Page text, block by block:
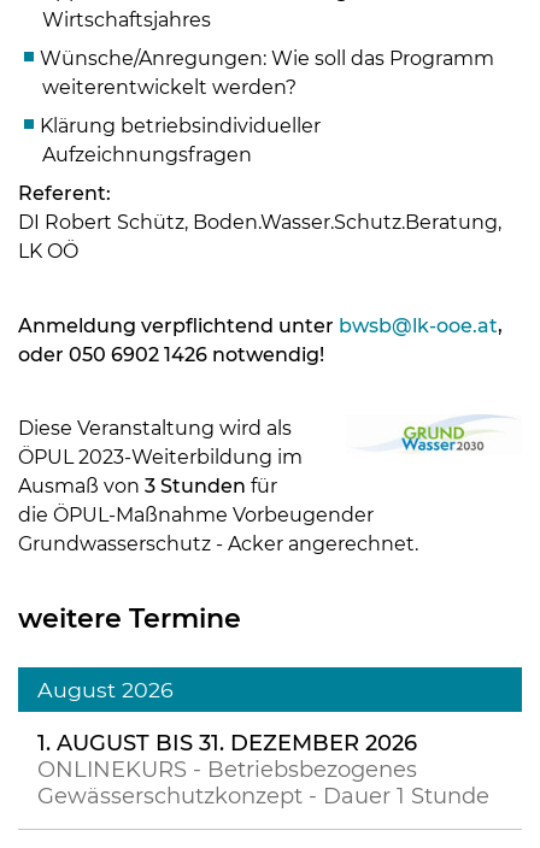
Wirtschaftsjahres
Wünsche/Anregungen: Wie soll das Programm
weiterentwickelt werden?
Klärung betriebsindividueller
Aufzeichnungsfragen
Referent:
DI Robert Schütz, Boden.Wasser.Schutz.Beratung,
LK OÖ
Anmeldung verpflichtend unter bwsb@lk-ooe.at,
oder 050 6902 1426 notwendig!
Diese Veranstaltung wird als
ÖPUL 2023-Weiterbildung im
Ausmaß von 3 Stunden für
die ÖPUL-Maßnahme Vorbeugender
Grundwasserschutz - Acker angerechnet.
weitere Termine
August 2026
1. AUGUST BIS 31. DEZEMBER 2026
ONLINEKURS - Betriebsbezogenes
Gewässerschutzkonzept - Dauer 1 Stunde